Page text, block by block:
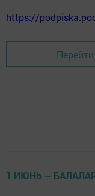
https://
1 ИЮНЬ –